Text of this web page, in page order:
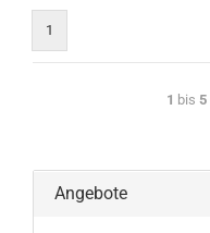
1
1 bis 5
Angebote